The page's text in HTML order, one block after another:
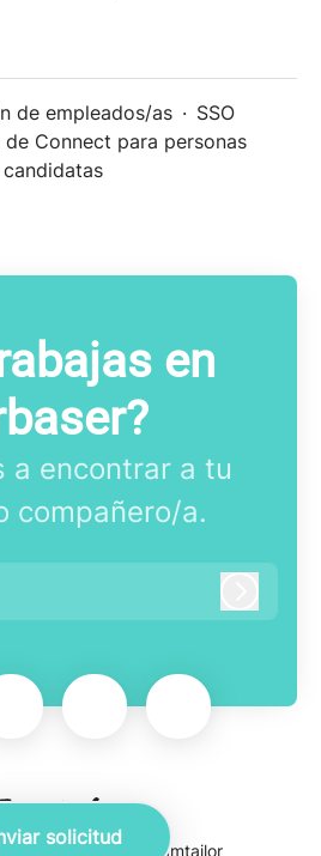
solicitud
de empleados/as · SSO
Connect para personas
candidatas
en
a encontrar a tu
compañero/a.
seguimientode Teamtailor